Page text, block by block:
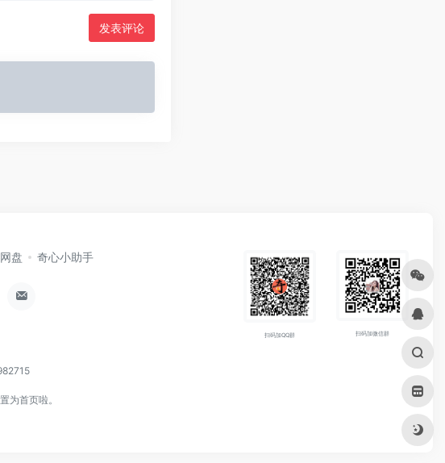
发表评论
盘 奇心小助手
扫码加QQ群 扫码加微信群
为首页啦。